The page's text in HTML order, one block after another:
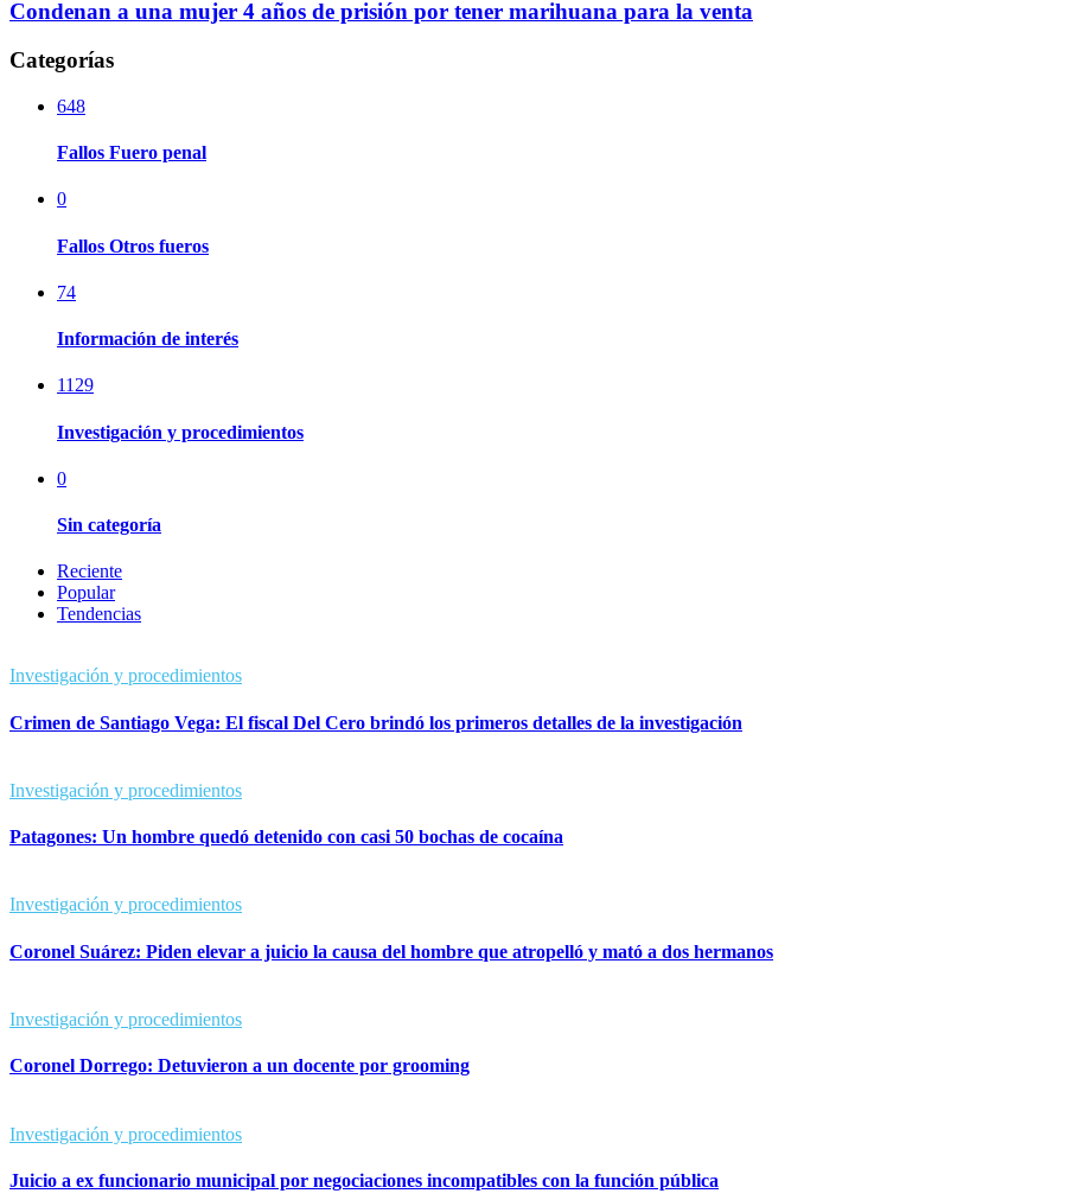
Condenan a una mujer 4 años de prisión por tener marihuana para la venta
Categorías
648
Fallos Fuero penal
0
Fallos Otros fueros
74
Información de interés
1129
Investigación y procedimientos
0
Sin categoría
Reciente
Popular
Tendencias
Investigación y procedimientos
Crimen de Santiago Vega: El fiscal Del Cero brindó los primeros detalles de la investigación
Investigación y procedimientos
Patagones: Un hombre quedó detenido con casi 50 bochas de cocaína
Investigación y procedimientos
Coronel Suárez: Piden elevar a juicio la causa del hombre que atropelló y mató a dos hermanos
Investigación y procedimientos
Coronel Dorrego: Detuvieron a un docente por grooming
Investigación y procedimientos
Juicio a ex funcionario municipal por negociaciones incompatibles con la función pública